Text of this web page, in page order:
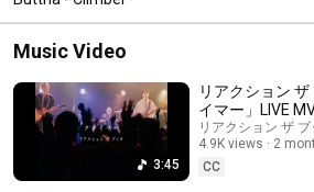
Music Video
3:45
リアクション
イマー」LIVE
The Buttha -
リアクション ザ ブ
4.9K views
2
CC